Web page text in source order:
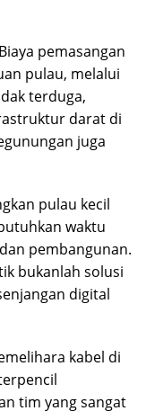
pemasangan
pulau, melalui
terduga,
darat di
juga
pulau kecil
waktu
pembangunan.
bukanlah solusi
digital
kabel di
tim yang sangat